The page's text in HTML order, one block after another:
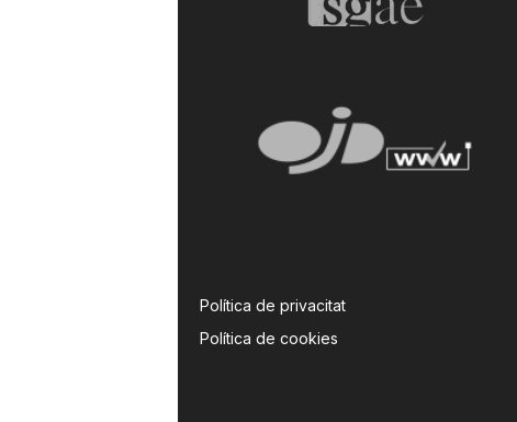
Política de privacitat
Política de cookies